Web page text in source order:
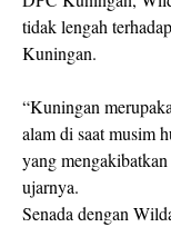
tidak lengah
Kuningan.
“Kuningan
alam di saat musim
yang
ujarnya.
Senada dengan